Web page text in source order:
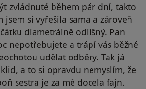
zvládnuté během pár dní, takto
si vyřešila sama a zároveň
diametrálně odlišný. Pan
nepotřebujete a trápí vás běžné
udělat odběry. Tak já
a to si opravdu nemyslím, že
sestra je za mě docela fajn.